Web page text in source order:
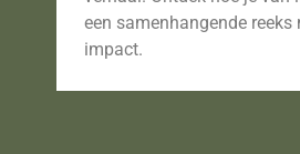
een samenhangende
impact.